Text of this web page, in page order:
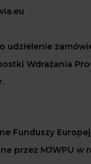
udzielenie
Wdrażania
Funduszy
przez MJWPU w